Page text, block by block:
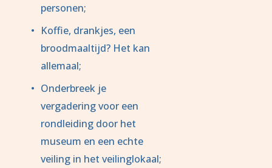
personen;
Koffie, drankjes, een
broodmaaltijd? Het kan
allemaal;
Onderbreek je
vergadering voor een
rondleiding door het
museum en een echte
veiling in het veilinglokaal;